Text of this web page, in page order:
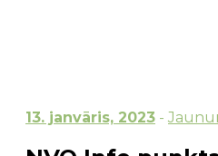
13. janvāris, 2023 -